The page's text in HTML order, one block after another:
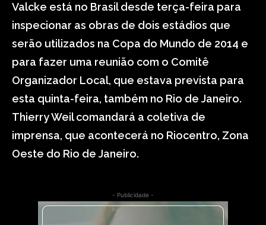
Valcke está no Brasil desde terça-feira para
inspecionar as obras de dois estádios que
serão utilizados na Copa do Mundo de 2014 e
para fazer uma reunião com o Comitê
Organizador Local, que estava prevista para
esta quinta-feira, também no Rio de Janeiro.
Thierry Weil comandará a coletiva de
imprensa, que acontecerá no Riocentro, Zona
Oeste do Rio de Janeiro.
- Publicidade -